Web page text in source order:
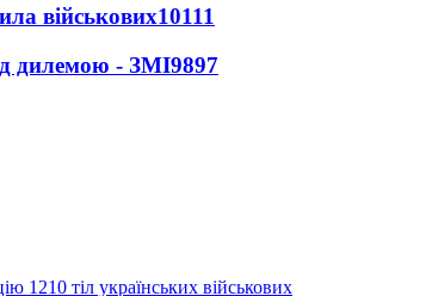
військових10111
дилемою - ЗМІ9897